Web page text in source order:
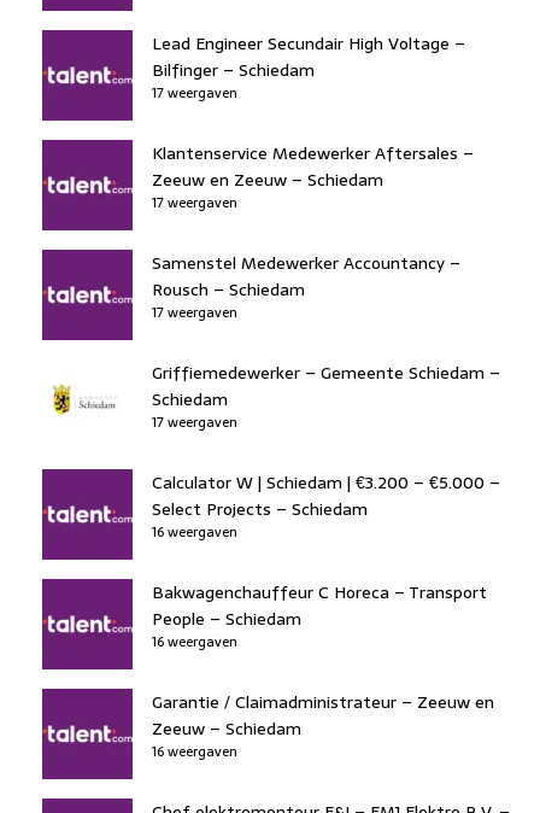
Lead Engineer Secundair High Voltage –
Bilfinger – Schiedam
17 weergaven
Klantenservice Medewerker Aftersales –
Zeeuw en Zeeuw – Schiedam
17 weergaven
Samenstel Medewerker Accountancy –
Rousch – Schiedam
17 weergaven
Griffiemedewerker – Gemeente Schiedam –
Schiedam
17 weergaven
Calculator W | Schiedam | €3.200 – €5.000 –
Select Projects – Schiedam
16 weergaven
Bakwagenchauffeur C Horeca – Transport
People – Schiedam
16 weergaven
Garantie / Claimadministrateur – Zeeuw en
Zeeuw – Schiedam
16 weergaven